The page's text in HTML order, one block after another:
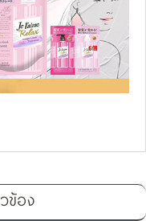
ข้อง